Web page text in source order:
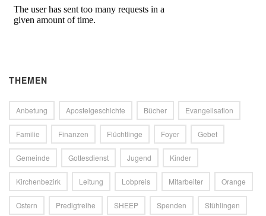
THEMEN
Anbetung Apostelgeschichte Bücher Evangelisation
Familie Finanzen Flüchtlinge Foyer Gebet
Gemeinde Gottesdienst Jugend Kinder
Kirchenbezirk Leitung Lobpreis Mitarbeiter Orange
Ostern Predigtreihe SHEEP Spenden Stühlingen